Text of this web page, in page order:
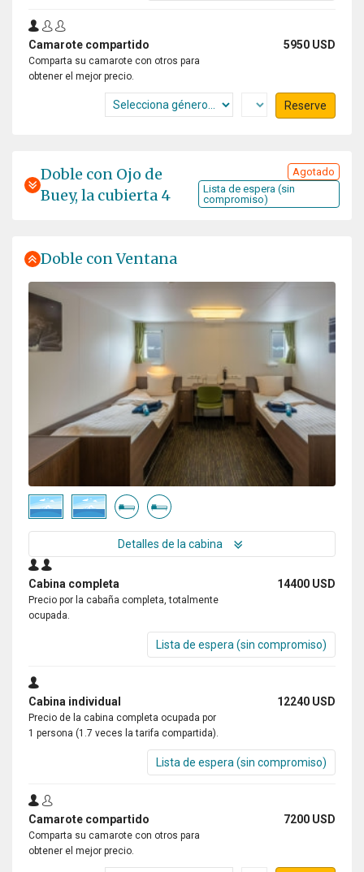
Camarote compartido 5950 USD
Comparta su camarote con otros para
obtener el mejor precio.
Reserve
Doble con Ojo de
Buey, la cubierta 4
Agotado
Lista de espera (sin
compromiso)
Doble con Ventana
Detalles de la cabina
Cabina completa 14400 USD
Precio por la cabaña completa, totalmente
ocupada.
Lista de espera (sin compromiso)
Cabina individual 12240 USD
Precio de la cabina completa ocupada por
1 persona (1.7 veces la tarifa compartida).
Lista de espera (sin compromiso)
Camarote compartido 7200 USD
Comparta su camarote con otros para
obtener el mejor precio.